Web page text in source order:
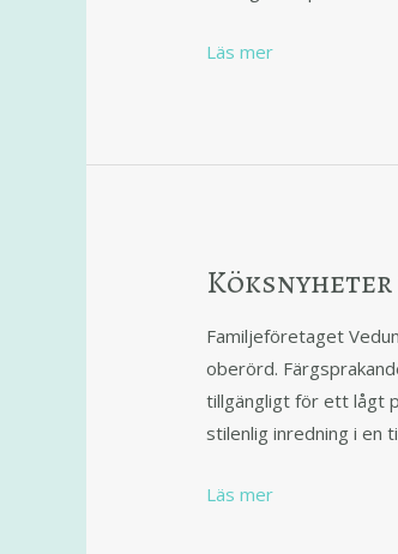
Läs mer
Familjeföretaget
oberörd.
tillgängligt för ett lågt
stilenlig inredning i en
Läs mer